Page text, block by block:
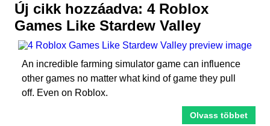
Új cikk hozzáadva: 4 Roblox
Games Like Stardew Valley
An incredible farming simulator game can influence
other games no matter what kind of game they pull
off. Even on Roblox.
Olvass többet